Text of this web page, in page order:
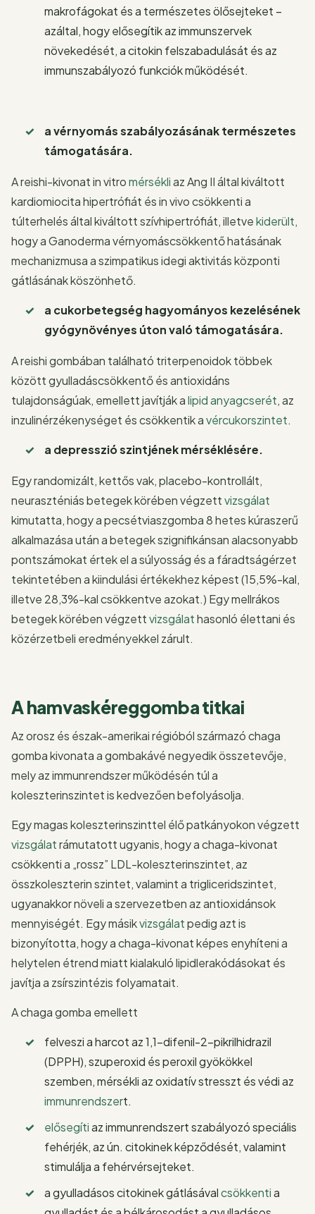
makrofágokat és a természetes ölősejteket –
azáltal, hogy elősegítik az immunszervek
növekedését, a citokin felszabadulását és az
immunszabályozó funkciók működését.
a vérnyomás szabályozásának természetes
támogatására.
A reishi-kivonat in vitromérsékliaz Ang II által kiváltott
kardiomiocita hipertrófiát és in vivo csökkenti a
túlterhelés által kiváltott szívhipertrófiát, illetvekiderült,
hogy a Ganoderma vérnyomáscsökkentő hatásának
mechanizmusa a szimpatikus idegi aktivitás központi
gátlásának köszönhető.
a cukorbetegség hagyományos kezelésének
gyógynövényes úton való támogatására.
A reishi gombában található triterpenoidok többek
között gyulladáscsökkentő és antioxidáns
tulajdonságúak, emellett javítják alipid anyagcserét, az
inzulinérzékenységet és csökkentik avércukorszintet.
a depresszió szintjének mérséklésére.
Egy randomizált, kettős vak, placebo-kontrollált,
neuraszténiás betegek körében végzettvizsgálat
kimutatta, hogy a pecsétviaszgomba 8 hetes kúraszerű
alkalmazása után a betegek szignifikánsan alacsonyabb
pontszámokat értek el a súlyosság és a fáradtságérzet
tekintetében a kiindulási értékekhez képest (15,5%-kal,
illetve 28,3%-kal csökkentve azokat.) Egy mellrákos
betegek körében végzettvizsgálathasonló élettani és
közérzetbeli eredményekkel zárult.
A hamvaskéreggomba titkai
Az orosz és észak-amerikai régióból származó chaga
gomba kivonata a gombakávé negyedik összetevője,
mely az immunrendszer működésén túl a
koleszterinszintet is kedvezően befolyásolja.
Egy magas koleszterinszinttel élő patkányokon végzett
vizsgálatrámutatott ugyanis, hogy a chaga-kivonat
csökkenti a „rossz” LDL-koleszterinszintet, az
összkoleszterin szintet, valamint a trigliceridszintet,
ugyanakkor növeli a szervezetben az antioxidánsok
mennyiségét. Egy másikvizsgálatpedig azt is
bizonyította, hogy a chaga-kivonat képes enyhíteni a
helytelen étrend miatt kialakuló lipidlerakódásokat és
javítja a zsírszintézis folyamatait.
A chaga gomba emellett
felveszi a harcot az 1,1-difenil-2-pikrilhidrazil
(DPPH), szuperoxid és peroxil gyökökkel
szemben, mérsékli az oxidatív stresszt és védi az
immunrendszert.
elősegítiaz immunrendszert szabályozó speciális
fehérjék, az ún. citokinek képződését, valamint
stimulálja a fehérvérsejteket.
a gyulladásos citokinek gátlásávalcsökkentia